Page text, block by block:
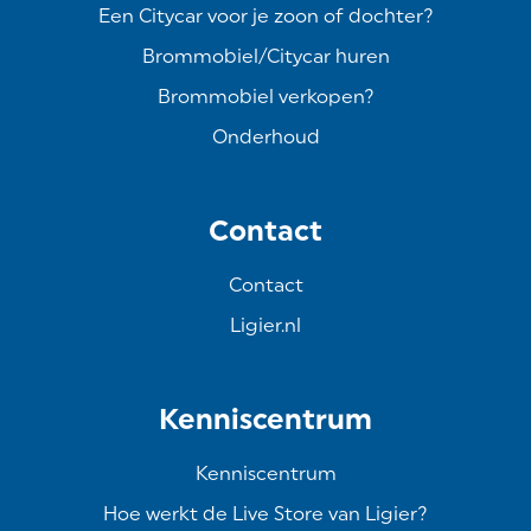
— met advies op maat. En het mooiste?Wij
Een Citycar voor je zoon of dochter?
Brommobiel/Citycar huren
Brommobiel verkopen?
Onderhoud
Contact
Contact
Ligier.nl
Kenniscentrum
Kenniscentrum
Hoe werkt de Live Store van Ligier?